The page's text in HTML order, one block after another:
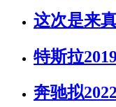
这次是来
特斯拉
奔驰拟